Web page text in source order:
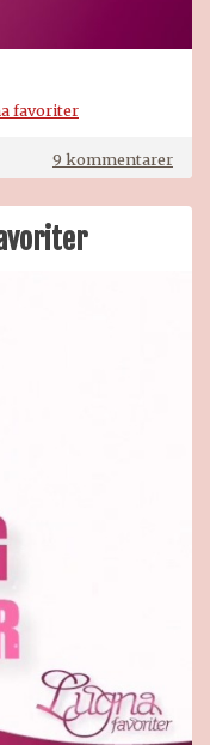
favoriter
9 kommentarertill
1009